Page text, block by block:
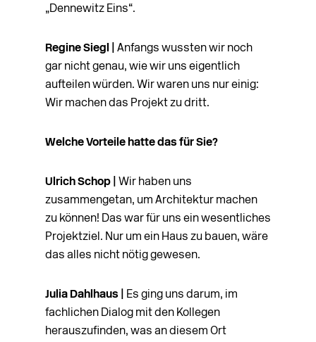
„Dennewitz Eins“.
Regine Siegl |
Anfangs wussten wir noch
gar nicht genau, wie wir uns eigentlich
aufteilen würden. Wir waren uns nur einig:
Wir machen das Projekt zu dritt.
Welche Vorteile hatte das für Sie?
Ulrich Schop |
Wir haben uns
zusammengetan, um Architektur machen
zu können! Das war für uns ein wesentliches
Projektziel. Nur um ein Haus zu bauen, wäre
das alles nicht nötig ge­wesen.
Julia Dahlhaus |
Es ging uns darum, im
fachlichen Dialog mit den Kollegen
herauszufinden, was an diesem Ort